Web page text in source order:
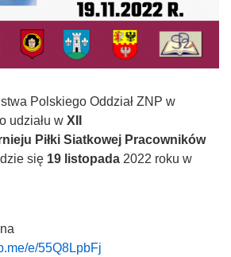
Polskiego Oddział ZNP w
udziału w XII
Piłki Siatkowej Pracowników
się 19 listopada 2022 roku w
e/55Q8LpbFj